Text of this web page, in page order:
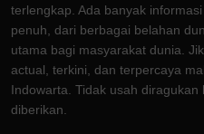
terlengkap. Ada banyak
penuh, dari berbagai belahan
utama bagi masyarakat dunia.
actual, terkini, dan terpercaya
Indowarta. Tidak usah
diberikan.